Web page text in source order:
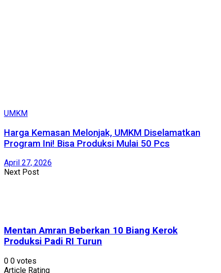
UMKM
Harga Kemasan Melonjak, UMKM Diselamatkan
Program Ini! Bisa Produksi Mulai 50 Pcs
April 27, 2026
Next Post
Mentan Amran Beberkan 10 Biang Kerok
Produksi Padi RI Turun
0 0 votes
Article Rating